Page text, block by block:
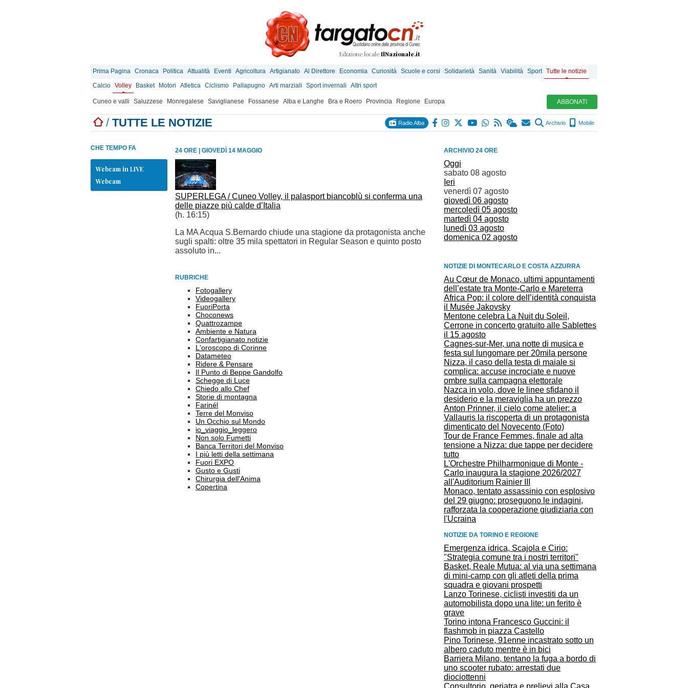
Edizione locale IlNazionale.it
Prima Pagina Cronaca Politica Attualità Eventi Agricoltura Artigianato Al Direttore Economia Curiosità Scuole e corsi Solidarietà Sanità Viabilità Sport Tutte le notizie
Calcio Volley Basket Motori Atletica Ciclismo Pallapugno Arti marziali Sport invernali Altri sport
Cuneo e valli Saluzzese Monregalese Saviglianese Fossanese Alba e Langhe Bra e Roero Provincia Regione Europa ABBONATI
/ TUTTE LE NOTIZIE Radio Alba Archivio Mobile
ARCHIVIO 24 ORE
Oggi
sabato 08 agosto
Ieri
venerdì 07 agosto
giovedì 06 agosto
mercoledì 05 agosto
martedì 04 agosto
lunedì 03 agosto
domenica 02 agosto
NOTIZIE DI MONTECARLO E COSTA AZZURRA
Au Cœur de Monaco, ultimi appuntamenti
dell’estate tra Monte-Carlo e Mareterra
Africa Pop: il colore dell’identità conquista
il Musée Jakovsky
Mentone celebra La Nuit du Soleil,
Cerrone in concerto gratuito alle Sablettes
il 15 agosto
Cagnes-sur-Mer, una notte di musica e
festa sul lungomare per 20mila persone
Nizza, il caso della testa di maiale si
complica: accuse incrociate e nuove
ombre sulla campagna elettorale
Nazca in volo, dove le linee sfidano il
desiderio e la meraviglia ha un prezzo
Anton Prinner, il cielo come atelier: a
Vallauris la riscoperta di un protagonista
dimenticato del Novecento (Foto)
Tour de France Femmes, finale ad alta
tensione a Nizza: due tappe per decidere
tutto
L'Orchestre Philharmonique di Monte -
Carlo inaugura la stagione 2026/2027
all'Auditorium Rainier III
Monaco, tentato assassinio con esplosivo
del 29 giugno: proseguono le indagini,
rafforzata la cooperazione giudiziaria con
l'Ucraina
NOTIZIE DA TORINO E REGIONE
Emergenza idrica, Scajola e Cirio:
"Strategia comune tra i nostri territori"
Basket, Reale Mutua: al via una settimana
di mini-camp con gli atleti della prima
squadra e giovani prospetti
Lanzo Torinese, ciclisti investiti da un
automobilista dopo una lite: un ferito è
grave
Torino intona Francesco Guccini: il
flashmob in piazza Castello
Pino Torinese, 91enne incastrato sotto un
albero caduto mentre è in bici
Barriera Milano, tentano la fuga a bordo di
uno scooter rubato: arrestati due
diociottenni
Consultorio, geriatra e prelievi alla Casa
CHE TEMPO FA
Webcam in LIVE
Webcam
24 ORE GIOVEDÌ 14 MAGGIO
SUPERLEGA / Cuneo Volley, il palasport biancoblù si conferma una
delle piazze più calde d’Italia
(h. 16:15)
La MA Acqua S.Bernardo chiude una stagione da protagonista anche
sugli spalti: oltre 35 mila spettatori in Regular Season e quinto posto
assoluto in...
RUBRICHE
Fotogallery
Videogallery
FuoriPorta
Choconews
Quattrozampe
Ambiente e Natura
Confartigianato notizie
L'oroscopo di Corinne
Datameteo
Ridere & Pensare
Il Punto di Beppe Gandolfo
Schegge di Luce
Chiedo allo Chef
Storie di montagna
Farinél
Terre del Monviso
Un Occhio sul Mondo
io_viaggio_leggero
Non solo Fumetti
Banca Territori del Monviso
I più letti della settimana
Fuori EXPO
Gusto e Gusti
Chirurgia dell'Anima
Copertina